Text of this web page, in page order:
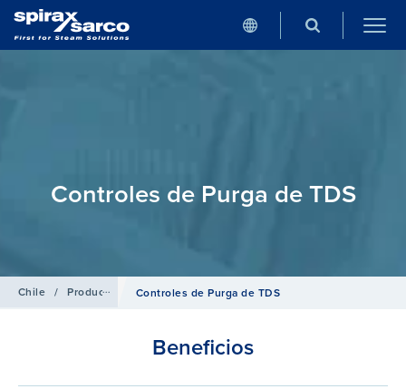
Controles de Purga de TDS
Chile / Productos Generación de vapor y Salas de Calderas
Controles de Purga de TDS
Beneficios